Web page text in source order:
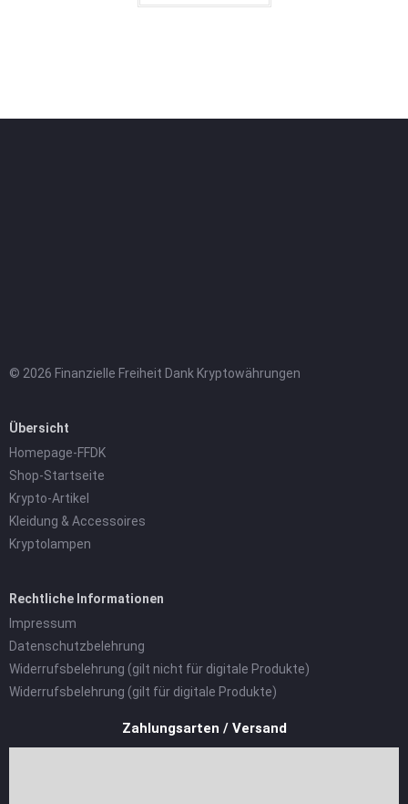
© 2026 Finanzielle Freiheit Dank Kryptowährungen
Übersicht
Homepage-FFDK
Shop-Startseite
Krypto-Artikel
Kleidung & Accessoires
Kryptolampen
Rechtliche Informationen
Impressum
Datenschutzbelehrung
Widerrufsbelehrung (gilt nicht für digitale Produkte)
Widerrufsbelehrung (gilt für digitale Produkte)
Zahlungsarten / Versand